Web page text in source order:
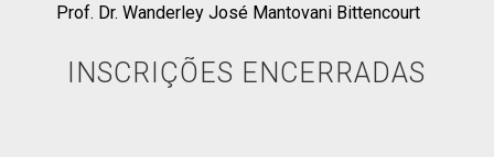
Prof. Dr. Wanderley José Mantovani Bittencourt
INSCRIÇÕES ENCERRADAS